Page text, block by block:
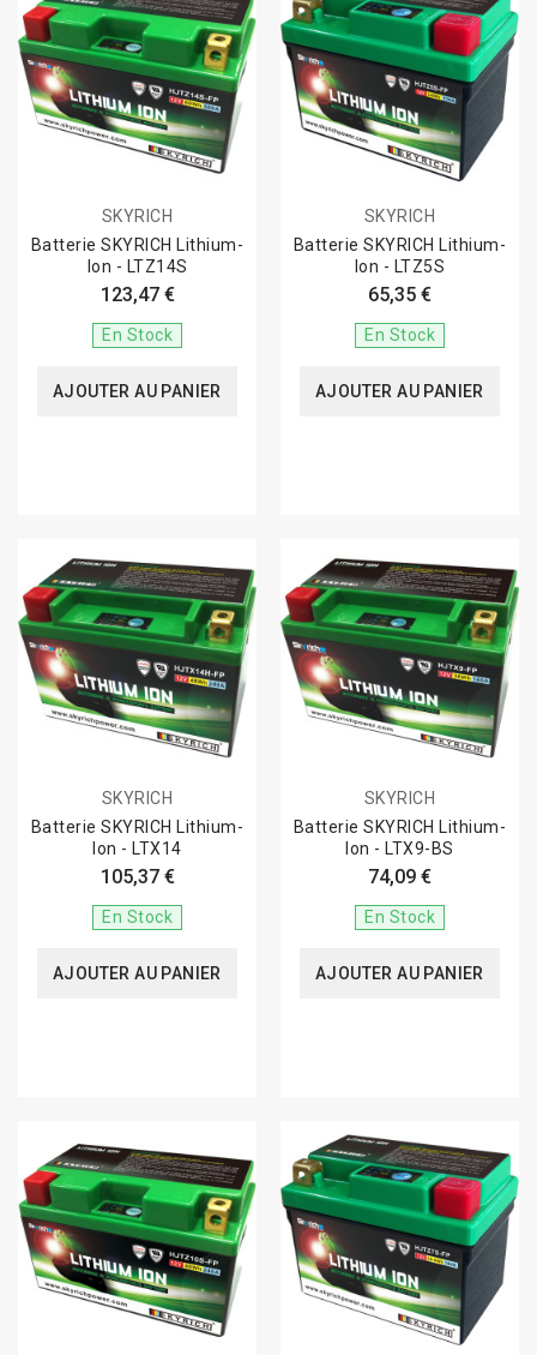
SKYRICH
Batterie SKYRICH Lithium-
Ion - LTZ14S
123,47 €
En Stock
AJOUTER AU PANIER
SKYRICH
Batterie SKYRICH Lithium-
Ion - LTZ5S
65,35 €
En Stock
AJOUTER AU PANIER
SKYRICH
Batterie SKYRICH Lithium-
Ion - LTX14
105,37 €
En Stock
AJOUTER AU PANIER
SKYRICH
Batterie SKYRICH Lithium-
Ion - LTX9-BS
74,09 €
En Stock
AJOUTER AU PANIER